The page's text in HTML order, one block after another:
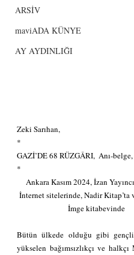
ARSİV
maviADA KÜNYE
AY AYDINLIĞI
Zeki Sarıhan,
*
GAZİ’DE 68 RÜZGÂRI,  Anı-belge,
*
Ankara Kasım 2024, İzan
İnternet sitelerinde, Nadir Kitap’ta
İmge kitabevinde
Bütün ülkede olduğu gibi
yükselen bağımsızlıkçı ve